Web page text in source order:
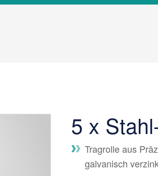
5 x
Tragrolle aus
galvanisch